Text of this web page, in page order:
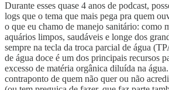
Durante esses quase 4 anos de podcast,
logs que o tema que mais pega pra quem
o que eu chamo de manejo sanitário: como
aquários limpos, saudáveis e longe dos
sempre na tecla da troca parcial de água
de água doce é um dos principais recursos
excesso de matéria orgânica diluída na
contraponto de quem não quer ou não